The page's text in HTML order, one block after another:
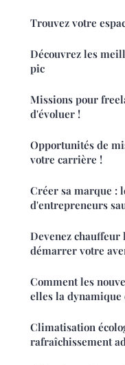
Trouvez votre
Découvrez les
pic
Missions pour
d'évoluer !
Opportunités de
votre carrière !
Créer sa marque :
d'entrepreneurs
Devenez
démarrer votre
Comment les
elles la dynamique
Climatisation
rafraîchissement